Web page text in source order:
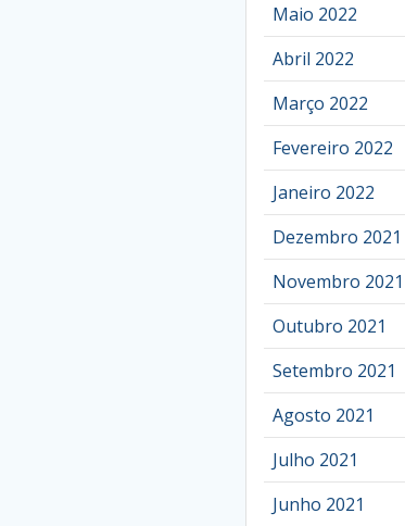
Maio 2022
Abril 2022
Março 2022
Fevereiro 2022
Janeiro 2022
Dezembro 2021
Novembro 2021
Outubro 2021
Setembro 2021
Agosto 2021
Julho 2021
Junho 2021